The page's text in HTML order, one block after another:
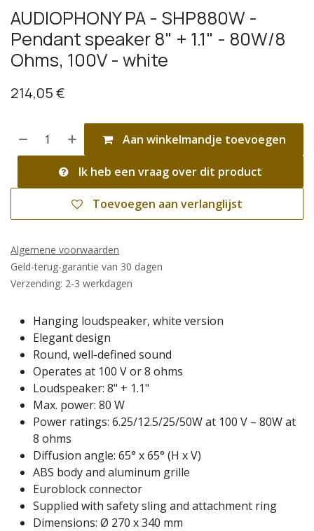
AUDIOPHONY PA - SHP880W -
Pendant speaker 8" + 1.1" - 80W/8
Ohms, 100V - white
214,05€
Aan winkelmandje toevoegen
Ik heb een vraag over dit product
Toevoegen aan verlanglijst
Algemene voorwaarden
Geld-terug-garantie van 30 dagen
Verzending: 2-3 werkdagen
Hanging loudspeaker, white version
Elegant design
Round, well-defined sound
Operates at 100 V or 8 ohms
Loudspeaker: 8" + 1.1"
Max. power: 80 W
Power ratings: 6.25/12.5/25/50W at 100 V – 80W at
8 ohms
Diffusion angle: 65° x 65° (H x V)
ABS body and aluminum grille
Euroblock connector
Supplied with safety sling and attachment ring
Dimensions: Ø 270 x 340 mm